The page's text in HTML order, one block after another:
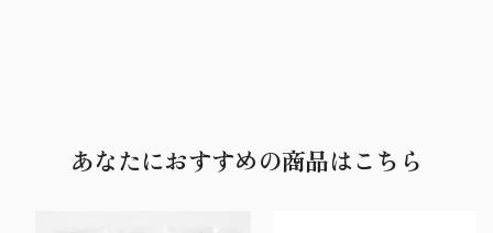
あなたにおすすめの商品はこちら